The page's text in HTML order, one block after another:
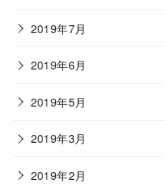
2019年7月
2019年6月
2019年5月
2019年3月
2019年2月